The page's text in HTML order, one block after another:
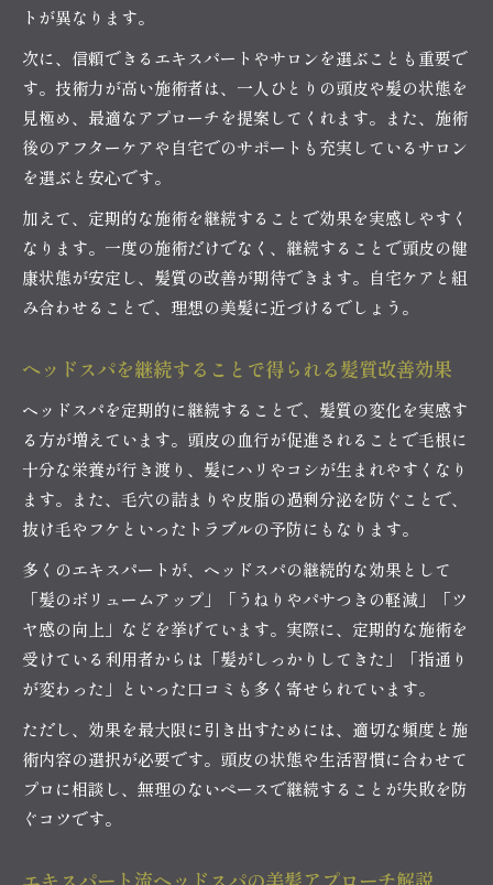
トが異なります。
次に、信頼できるエキスパートやサロンを選ぶことも重要で
す。技術力が高い施術者は、一人ひとりの頭皮や髪の状態を
見極め、最適なアプローチを提案してくれます。また、施術
後のアフターケアや自宅でのサポートも充実しているサロン
を選ぶと安心です。
加えて、定期的な施術を継続することで効果を実感しやすく
なります。一度の施術だけでなく、継続することで頭皮の健
康状態が安定し、髪質の改善が期待できます。自宅ケアと組
み合わせることで、理想の美髪に近づけるでしょう。
ヘッドスパを継続することで得られる髪質改善効果
ヘッドスパを定期的に継続することで、髪質の変化を実感す
る方が増えています。頭皮の血行が促進されることで毛根に
十分な栄養が行き渡り、髪にハリやコシが生まれやすくなり
ます。また、毛穴の詰まりや皮脂の過剰分泌を防ぐことで、
抜け毛やフケといったトラブルの予防にもなります。
多くのエキスパートが、ヘッドスパの継続的な効果として
「髪のボリュームアップ」「うねりやパサつきの軽減」「ツ
ヤ感の向上」などを挙げています。実際に、定期的な施術を
受けている利用者からは「髪がしっかりしてきた」「指通り
が変わった」といった口コミも多く寄せられています。
ただし、効果を最大限に引き出すためには、適切な頻度と施
術内容の選択が必要です。頭皮の状態や生活習慣に合わせて
プロに相談し、無理のないペースで継続することが失敗を防
ぐコツです。